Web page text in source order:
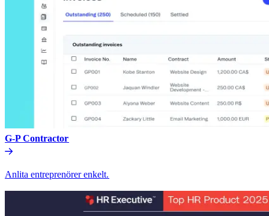
G-P Contractor​​
Anlita entreprenörer enkelt.​​